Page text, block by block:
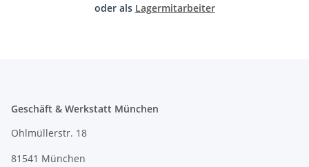
oder als Lagermitarbeiter
Geschäft & Werkstatt München
Ohlmüllerstr. 18
81541 München